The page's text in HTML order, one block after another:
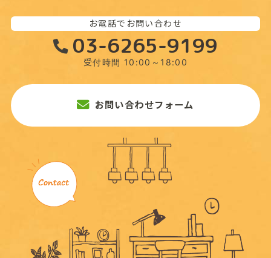
お電話でお問い合わせ
03-6265-9199
受付時間 10:00～18:00
お問い合わせフォーム